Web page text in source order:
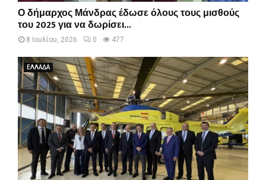
Ο δήμαρχος Μάνδρας έδωσε όλους τους μισθούς
του 2025 για να δωρίσει...
8 Ιουλίου, 2026 0 477
ΕΛΛΑΔΑ